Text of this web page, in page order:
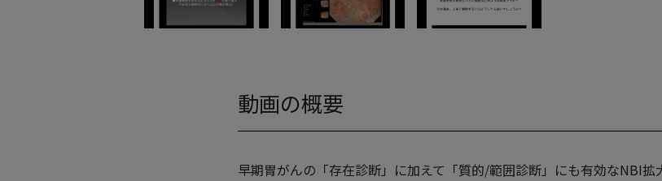
動画の概要
早期胃がんの「存在診断」に加えて「質的/範囲診断」にも有効なNBI